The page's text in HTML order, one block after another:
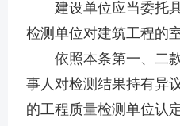
建设单位应当委托具
检测单位对建筑工程的
依照本条第一、二款
事人对检测结果持有异
的工程质量检测单位认定